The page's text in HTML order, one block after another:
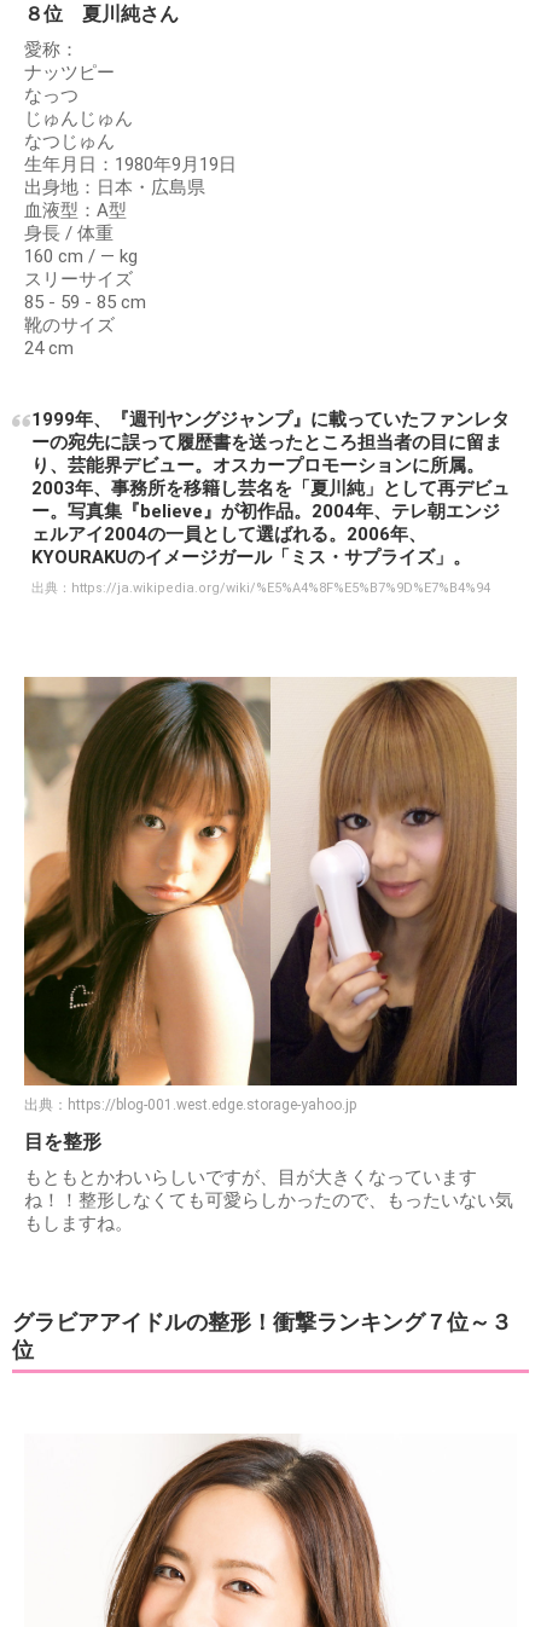
８位 夏川純さん
愛称：
ナッツピー
なっつ
じゅんじゅん
なつじゅん
生年月日：1980年9月19日
出身地：日本・広島県
血液型：A型
身長 / 体重
160 cm / ― kg
スリーサイズ
85 - 59 - 85 cm
靴のサイズ
24 cm
1999年、『週刊ヤングジャンプ』に載っていたファンレタ
ーの宛先に誤って履歴書を送ったところ担当者の目に留ま
り、芸能界デビュー。オスカープロモーションに所属。
2003年、事務所を移籍し芸名を「夏川純」として再デビュ
ー。写真集『believe』が初作品。2004年、テレ朝エンジ
ェルアイ2004の一員として選ばれる。2006年、
KYOURAKUのイメージガール「ミス・サプライズ」。
出典： https://ja.wikipedia.org/wiki/%E5%A4%8F%E5%B7%9D%E7%B4%94
出典： https://blog-001.west.edge.storage-yahoo.jp
目を整形
もともとかわいらしいですが、目が大きくなっています
ね！！整形しなくても可愛らしかったので、もったいない気
もしますね。
グラビアアイドルの整形！衝撃ランキング７位～３
位